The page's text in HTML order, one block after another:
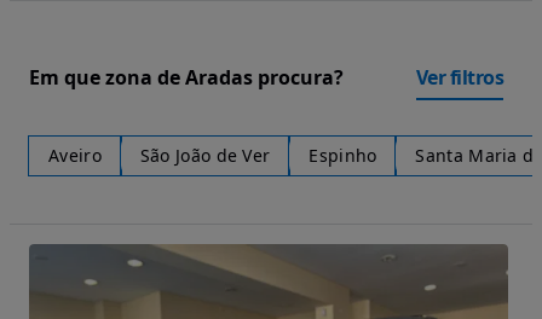
Em que zona de Aradas procura? Ver filtros
Aveiro São João de Ver Espinho Santa Maria